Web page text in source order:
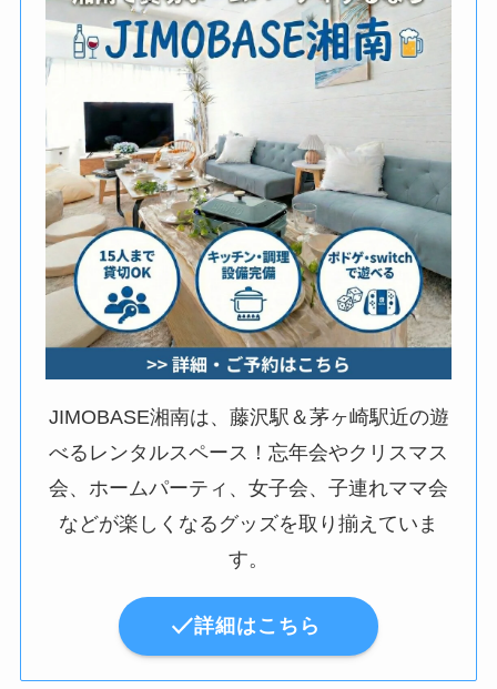
JIMOBASE湘南は、藤沢駅＆茅ヶ崎駅近の遊
べるレンタルスペース！忘年会やクリスマス
会、ホームパーティ、女子会、子連れママ会
などが楽しくなるグッズを取り揃えていま
す。
詳細はこちら